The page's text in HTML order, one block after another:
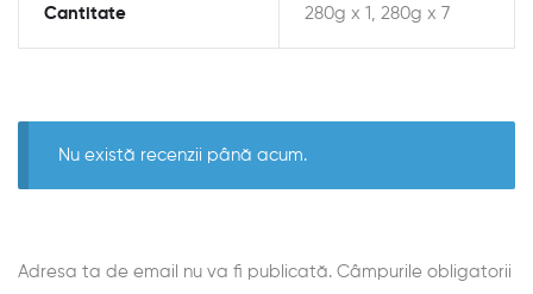
Cantitate 280g x 1, 280g x 7
Nu există recenzii până acum.
Adresa ta de email nu va fi publicată. Câmpurile obligatorii